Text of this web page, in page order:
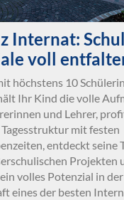
Internat:
voll
höchstens 10
Ihr Kind die volle
und Lehrer,
mit festen
entdeckt seine
Projekten
volles Potenzial in
eines der besten